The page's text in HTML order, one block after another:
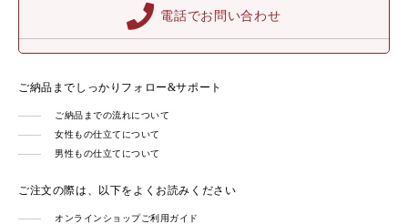
電話でお問い合わせ
ご納品までしっかりフォロー&サポート
ご納品までの流れについて
女性もの仕立てについて
男性もの仕立てについて
ご注文の際は、以下をよくお読みください
オンラインショップご利用ガイド